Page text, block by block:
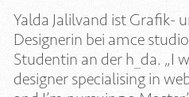
Yalda Jalilvand ist Grafik-
Designerin bei amce
Studentin an der h_da. „I
designer specialising in